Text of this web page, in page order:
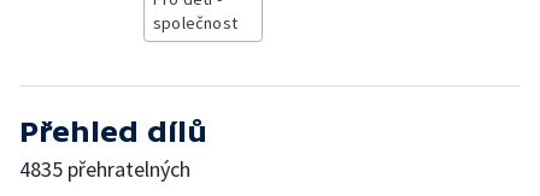
společnost
Přehled dílů
4835 přehratelných